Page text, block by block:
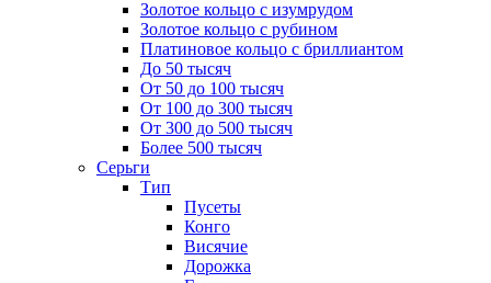
Золотое кольцо с изумрудом
Золотое кольцо с рубином
Платиновое кольцо с бриллиантом
До 50 тысяч
От 50 до 100 тысяч
От 100 до 300 тысяч
От 300 до 500 тысяч
Более 500 тысяч
Серьги
Тип
Пусеты
Конго
Висячие
Дорожка